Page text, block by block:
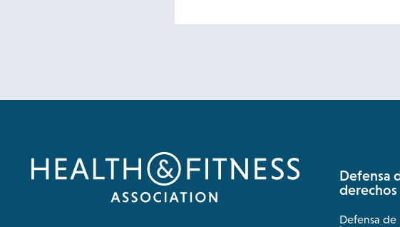
Defensa
derechos
Defensa de